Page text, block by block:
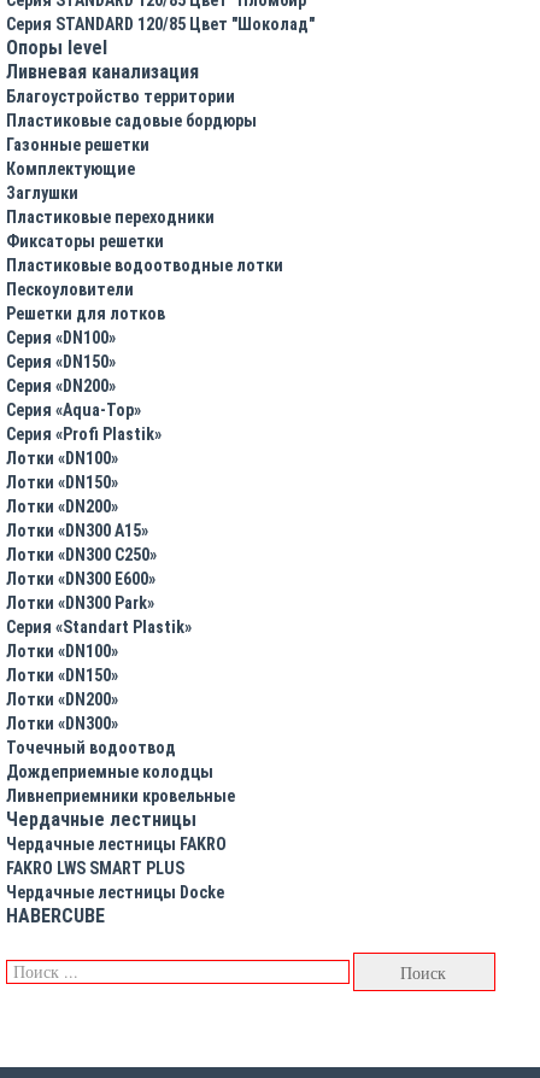
Серия STANDARD 120/85 Цвет "Шоколад"
Опоры level
Ливневая канализация
Благоустройство территории
Пластиковые садовые бордюры
Газонные решетки
Комплектующие
Заглушки
Пластиковые переходники
Фиксаторы решетки
Пластиковые водоотводные лотки
Пескоуловители
Решетки для лотков
Серия «DN100»
Серия «DN150»
Серия «DN200»
Серия «Aqua-Top»
Серия «Profi Plastik»
Лотки «DN100»
Лотки «DN150»
Лотки «DN200»
Лотки «DN300 A15»
Лотки «DN300 C250»
Лотки «DN300 E600»
Лотки «DN300 Park»
Серия «Standart Plastik»
Лотки «DN100»
Лотки «DN150»
Лотки «DN200»
Лотки «DN300»
Точечный водоотвод
Дождеприемные колодцы
Ливнеприемники кровельные
Чердачные лестницы
Чердачные лестницы FAKRO
FAKRO LWS SMART PLUS
Чердачные лестницы Docke
HABERCUBE